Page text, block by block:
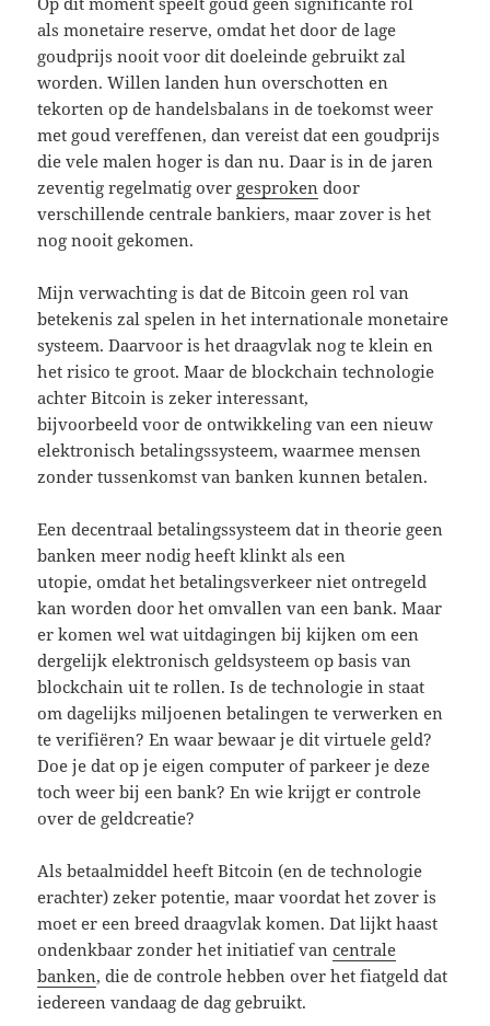
als monetaire reserve, omdat het door de lage
goudprijs nooit voor dit doeleinde gebruikt zal
worden. Willen landen hun overschotten en
tekorten op de handelsbalans in de toekomst weer
met goud vereffenen, dan vereist dat een goudprijs
die vele malen hoger is dan nu. Daar is in de jaren
zeventig regelmatig over gesproken door
verschillende centrale bankiers, maar zover is het
nog nooit gekomen.
Mijn verwachting is dat de Bitcoin geen rol van
betekenis zal spelen in het internationale monetaire
systeem. Daarvoor is het draagvlak nog te klein en
het risico te groot. Maar de blockchain technologie
achter Bitcoin is zeker interessant,
bijvoorbeeld voor de ontwikkeling van een nieuw
elektronisch betalingssysteem, waarmee mensen
zonder tussenkomst van banken kunnen betalen.
Een decentraal betalingssysteem dat in theorie geen
banken meer nodig heeft klinkt als een
utopie, omdat het betalingsverkeer niet ontregeld
kan worden door het omvallen van een bank. Maar
er komen wel wat uitdagingen bij kijken om een
dergelijk elektronisch geldsysteem op basis van
blockchain uit te rollen. Is de technologie in staat
om dagelijks miljoenen betalingen te verwerken en
te verifiëren? En waar bewaar je dit virtuele geld?
Doe je dat op je eigen computer of parkeer je deze
toch weer bij een bank? En wie krijgt er controle
over de geldcreatie?
Als betaalmiddel heeft Bitcoin (en de technologie
erachter) zeker potentie, maar voordat het zover is
moet er een breed draagvlak komen. Dat lijkt haast
ondenkbaar zonder het initiatief vancentrale
banken, die de controle hebben over het fiatgeld dat
iedereen vandaag de dag gebruikt.